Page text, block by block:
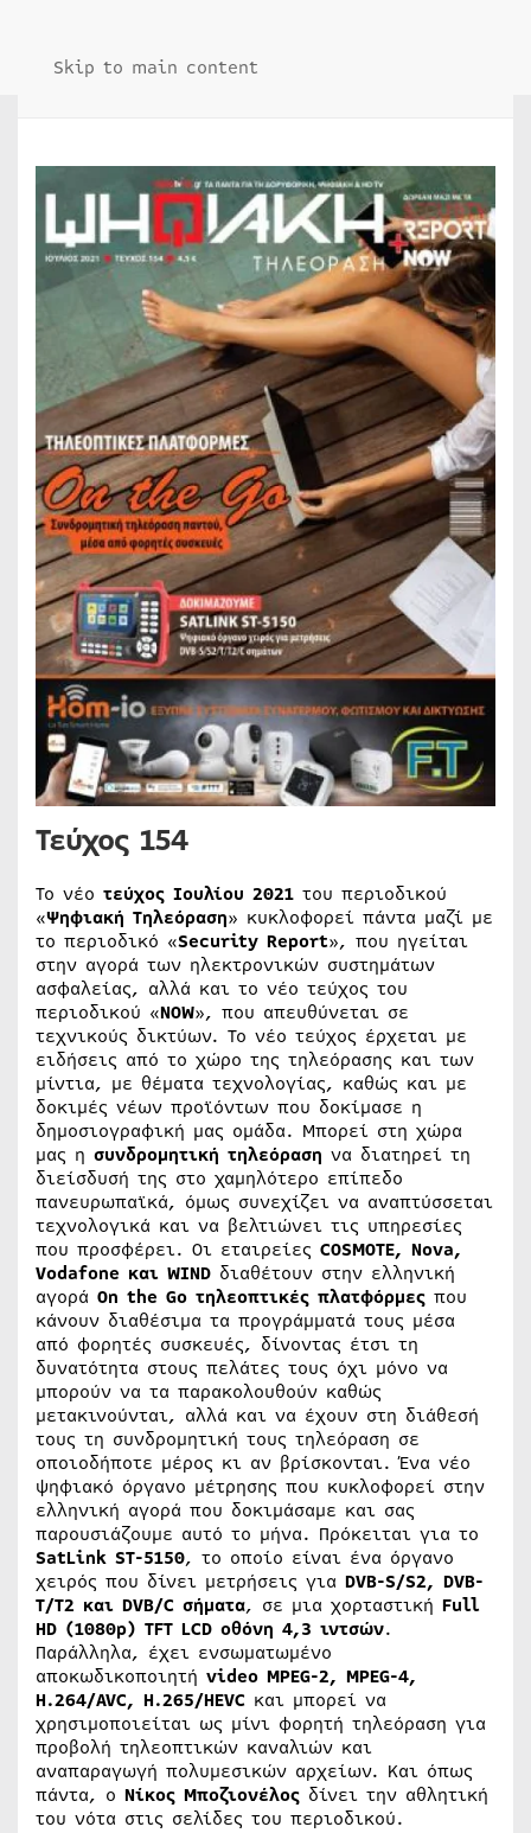
Skip to main content
Τεύχος 154
Το νέο τεύχος Ιουλίου 2021 του περιοδικού
«Ψηφιακή Τηλεόραση» κυκλοφορεί πάντα μαζί με
το περιοδικό «Security Report», που ηγείται
στην αγορά των ηλεκτρονικών συστημάτων
ασφαλείας, αλλά και το νέο τεύχος του
περιοδικού «NOW», που απευθύνεται σε
τεχνικούς δικτύων. Το νέο τεύχος έρχεται με
ειδήσεις από το χώρο της τηλεόρασης και των
μίντια, με θέματα τεχνολογίας, καθώς και με
δοκιμές νέων προϊόντων που δοκίμασε η
δημοσιογραφική μας ομάδα. Μπορεί στη χώρα
μας η συνδρομητική τηλεόραση να διατηρεί τη
διείσδυσή της στο χαμηλότερο επίπεδο
πανευρωπαϊκά, όμως συνεχίζει να αναπτύσσεται
τεχνολογικά και να βελτιώνει τις υπηρεσίες
που προσφέρει. Οι εταιρείες COSMOTE, Nova,
Vodafone και WIND διαθέτουν στην ελληνική
αγορά On the Go τηλεοπτικές πλατφόρμες που
κάνουν διαθέσιμα τα προγράμματά τους μέσα
από φορητές συσκευές, δίνοντας έτσι τη
δυνατότητα στους πελάτες τους όχι μόνο να
μπορούν να τα παρακολουθούν καθώς
μετακινούνται, αλλά και να έχουν στη διάθεσή
τους τη συνδρομητική τους τηλεόραση σε
οποιοδήποτε μέρος κι αν βρίσκονται. Ένα νέο
ψηφιακό όργανο μέτρησης που κυκλοφορεί στην
ελληνική αγορά που δοκιμάσαμε και σας
παρουσιάζουμε αυτό το μήνα. Πρόκειται για το
SatLink ST-5150, το οποίο είναι ένα όργανο
χειρός που δίνει μετρήσεις για DVB-S/S2, DVB-
T/T2 και DVB/C σήματα, σε μια χορταστική Full
HD (1080p) TFT LCD οθόνη 4,3 ιντσών.
Παράλληλα, έχει ενσωματωμένο
αποκωδικοποιητή video MPEG-2, MPEG-4,
H.264/AVC, H.265/HEVC και μπορεί να
χρησιμοποιείται ως μίνι φορητή τηλεόραση για
προβολή τηλεοπτικών καναλιών και
αναπαραγωγή πολυμεσικών αρχείων. Και όπως
πάντα, ο Νίκος Μποζιονέλος δίνει την αθλητική
του νότα στις σελίδες του περιοδικού.